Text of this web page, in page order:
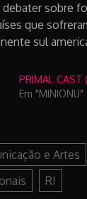
sobre
que
sul
PRIMAL CAST
Em "MINIONU"
e Artes
RI